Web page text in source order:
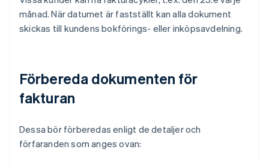
månad. När datumet är fastställt kan alla dokument
skickas till kundens bokförings- eller inköpsavdelning.
Förbereda dokumenten för
fakturan
Dessa bör förberedas enligt de detaljer och
förfaranden som anges ovan: